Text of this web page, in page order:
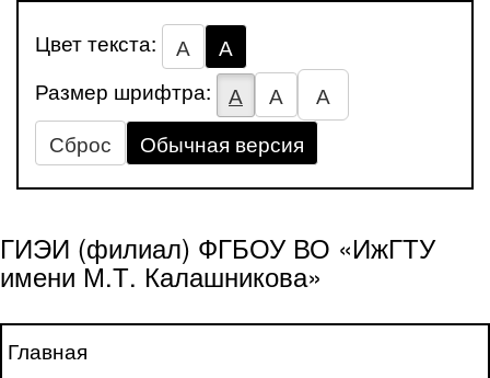
Цвет текста: А
А
Размер шрифтра:
А А
А
Сброс
Обычная версия
ГИЭИ (филиал) ФГБОУ ВО «ИжГТУ
имени М.Т. Калашникова»
Главная